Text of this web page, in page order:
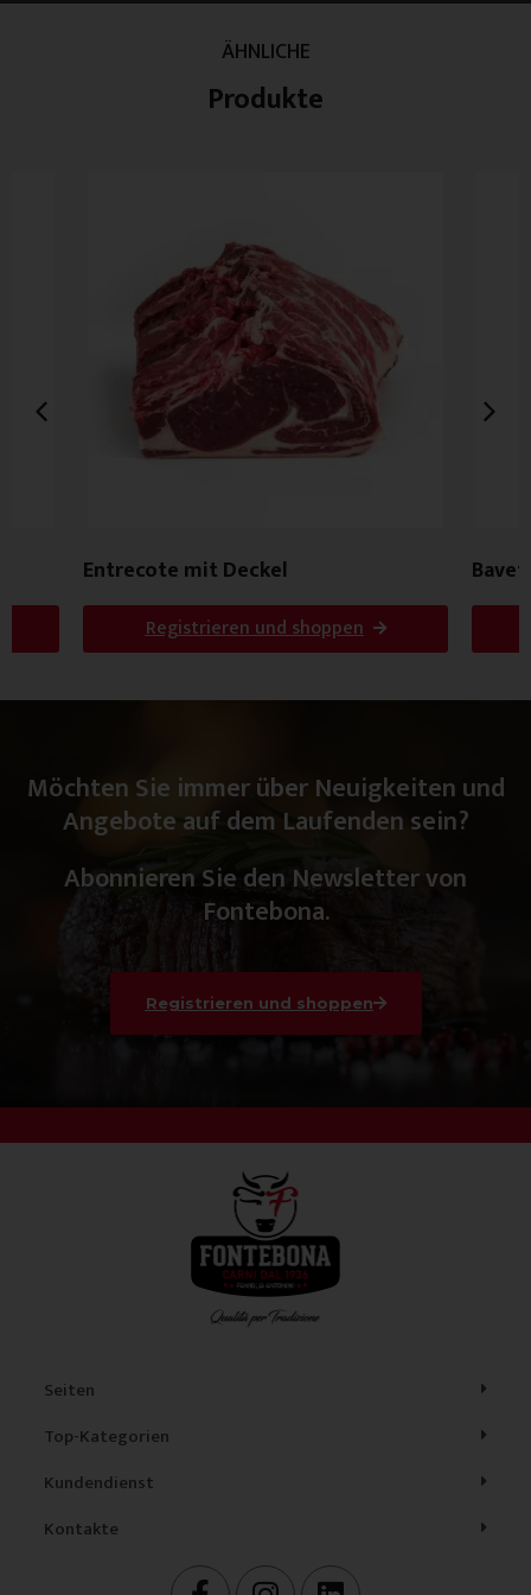
ÄHNLICHE
Produkte
Entrecote mit Deckel
Registrieren und shoppen
Möchten Sie immer über Neuigkeiten und
Angebote auf dem Laufenden sein?
Abonnieren Sie den Newsletter von
Fontebona.
Registrieren und shoppen
Seiten
Top-Kategorien
Kundendienst
Kontakte
F I L